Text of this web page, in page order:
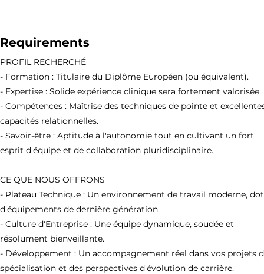
Requirements
PROFIL RECHERCHÉ
- Formation : Titulaire du Diplôme Européen (ou équivalent).
- Expertise : Solide expérience clinique sera fortement valorisée.
- Compétences : Maîtrise des techniques de pointe et
capacités relationnelles.
- Savoir-être : Aptitude à l'autonomie tout en cultivant un fort
esprit d'équipe et de collaboration pluridisciplinaire.
CE QUE NOUS OFFRONS
- Plateau Technique : Un environnement de travail moderne,
d'équipements de dernière génération.
- Culture d'Entreprise : Une équipe dynamique, soudée et
résolument bienveillante.
- Développement : Un accompagnement réel dans vos projets
spécialisation et des perspectives d'évolution de carrière.